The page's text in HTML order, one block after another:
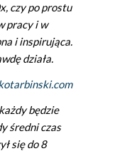
czy po prostu
pracy i w
i inspirująca.
działa.
będzie
średni czas
się do 8